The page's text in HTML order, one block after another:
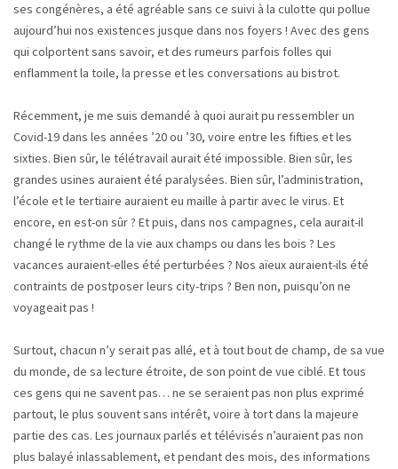
ses congénères, a été agréable sans ce suivi à la culotte qui pollue
aujourd’hui nos existences jusque dans nos foyers ! Avec des gens
qui colportent sans savoir, et des rumeurs parfois folles qui
enflamment la toile, la presse et les conversations au bistrot.
Récemment, je me suis demandé à quoi aurait pu ressembler un
Covid-19 dans les années ’20 ou ’30, voire entre les fifties et les
sixties. Bien sûr, le télétravail aurait été impossible. Bien sûr, les
grandes usines auraient été paralysées. Bien sûr, l’administration,
l’école et le tertiaire auraient eu maille à partir avec le virus. Et
encore, en est-on sûr ? Et puis, dans nos campagnes, cela aurait-il
changé le rythme de la vie aux champs ou dans les bois ? Les
vacances auraient-elles été perturbées ? Nos aïeux auraient-ils été
contraints de postposer leurs city-trips ? Ben non, puisqu’on ne
voyageait pas !
Surtout, chacun n’y serait pas allé, et à tout bout de champ, de sa vue
du monde, de sa lecture étroite, de son point de vue ciblé. Et tous
ces gens qui ne savent pas… ne se seraient pas non plus exprimé
partout, le plus souvent sans intérêt, voire à tort dans la majeure
partie des cas. Les journaux parlés et télévisés n’auraient pas non
plus balayé inlassablement, et pendant des mois, des informations